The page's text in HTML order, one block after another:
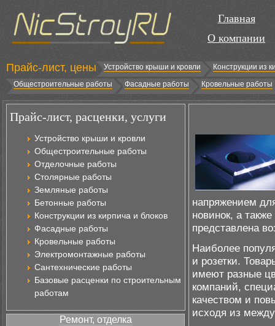
Главная
О компании
Прайс-лист, цены Устройство крыши и кровли
Конструкции из
Общестроительные работы
Фасадные работы Кровельные работы
Прайс-лист, расценки, услуги
Устройство крыши и кровли
Общестроительные работы
Отделочные работы
Столярные работы
Земляные работы
Бетонные работы
Конструкции из кирпича и блоков
Фасадные работы
Кровельные работы
Электромонтажные работы
Сантехнические работы
Базовые расценки по строительным
работам
Ремонт, отделка
напряжением
новинок, а
представлена
Наиболее
и розетки.
имеют разные
компаний,
качеством и
исходя из